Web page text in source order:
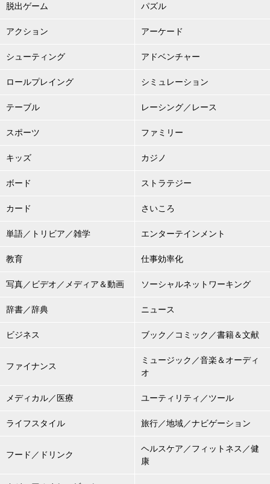
脱出ゲーム パズル
アクション アーケード
シューティング アドベンチャー
ロールプレイング シミュレーション
テーブル レーシング／レース
スポーツ ファミリー
キッズ カジノ
ボード ストラテジー
カード さいころ
単語／トリビア／雑学 エンターテインメント
教育 仕事効率化
写真／ビデオ／メディア＆動画 ソーシャルネットワーキング
辞書／辞典 ニュース
ビジネス ブック／コミック／書籍＆文献
ファイナンス
ミュージック／音楽＆オーディ
オ
メディカル／医療 ユーティリティ／ツール
ライフスタイル 旅行／地域／ナビゲーション
フード／ドリンク
ヘルスケア／フィットネス／健
康